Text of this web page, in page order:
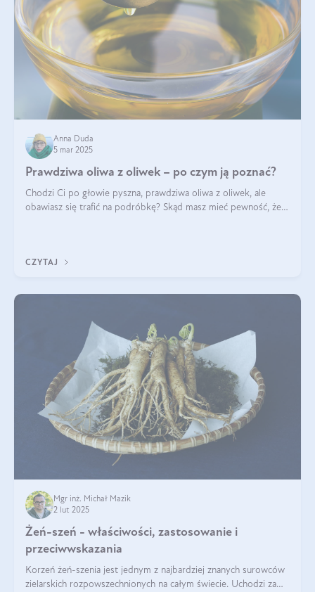
Anna Duda
5 mar 2025
Prawdziwa oliwa z oliwek – po czym ją poznać?
Chodzi Ci po głowie pyszna, prawdziwa oliwa z oliwek, ale
obawiasz się trafić na podróbkę? Skąd masz mieć pewność, że
CZYTAJ
Mgr inż. Michał Mazik
2 lut 2025
Żeń-szeń - właściwości, zastosowanie i
przeciwwskazania
Korzeń żeń-szenia jest jednym z najbardziej znanych surowców
zielarskich rozpowszechnionych na całym świecie. Uchodzi za